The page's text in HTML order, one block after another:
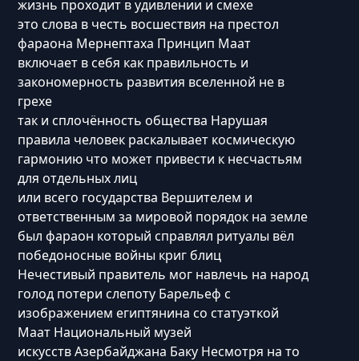
жизнь проходит в удивлении и смехе
это слова в честь восшествия на престол
фараона Мернептаха Принцип Маат
включает в себя как правильность и
закономерность развития вселенной не в
грехе
так и сплочённость общества Нарушая
правила человек раскалывает космическую
гармонию что может привести к несчастьям
для отдельных лиц
или всего государства Вершителем и
ответственным за мировой порядок на земле
был фараон который справлял ритуалы вёл
победоносные войны криг блиц
Нечестивый правитель мог навлечь на народ
голод потери слепоту Барельеф с
изображением египтянина со статуэткой
Маат Национальный музей
искусств Азербайджана Баку Несмотря на то